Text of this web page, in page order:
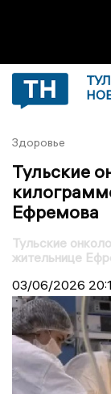
Здоровье
Тульские
Ефремова
Тульские
жительнице
03/06/2026